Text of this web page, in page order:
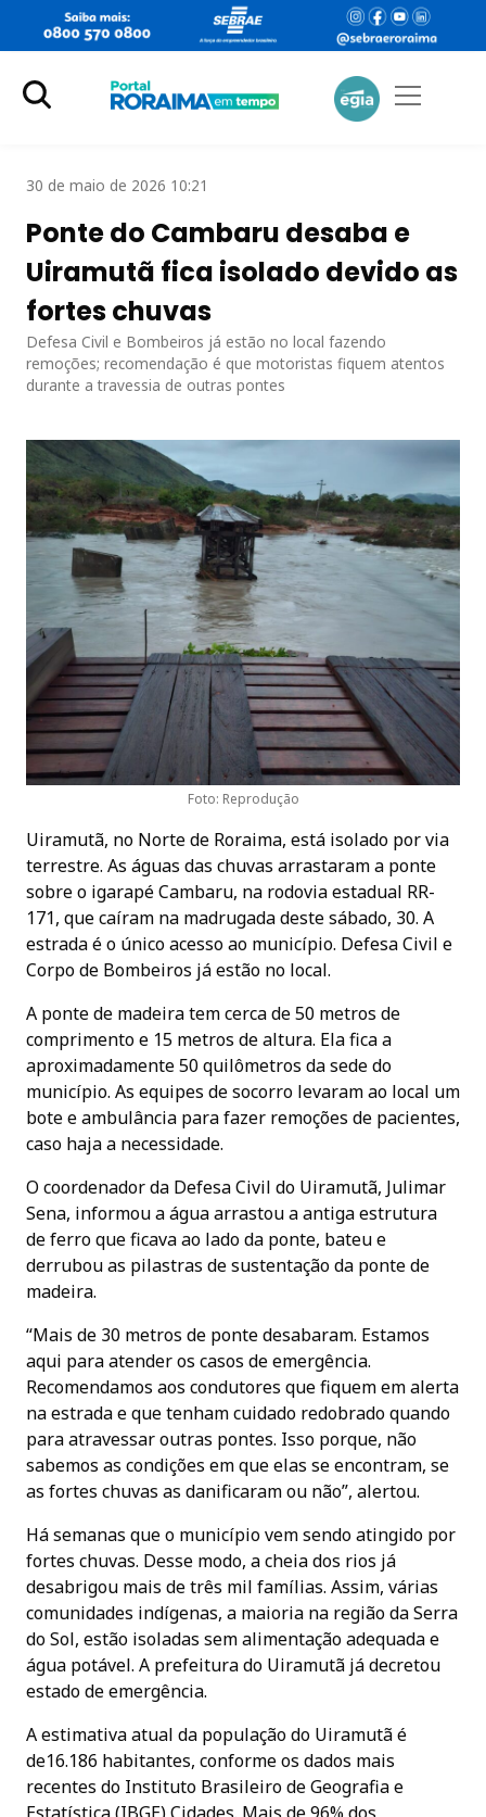
30 de maio de 2026 10:21
Ponte do Cambaru desaba e
Uiramutã fica isolado devido as
fortes chuvas
Defesa Civil e Bombeiros já estão no local fazendo
remoções; recomendação é que motoristas fiquem atentos
durante a travessia de outras pontes
Foto: Reprodução
Uiramutã, no Norte de Roraima, está isolado por via
terrestre. As águas das chuvas arrastaram a ponte
sobre o igarapé Cambaru, na rodovia estadual RR-
171, que caíram na madrugada deste sábado, 30. A
estrada é o único acesso ao município. Defesa Civil e
Corpo de Bombeiros já estão no local.
A ponte de madeira tem cerca de 50 metros de
comprimento e 15 metros de altura. Ela fica a
aproximadamente 50 quilômetros da sede do
município. As equipes de socorro levaram ao local um
bote e ambulância para fazer remoções de pacientes,
caso haja a necessidade.
O coordenador da Defesa Civil do Uiramutã, Julimar
Sena, informou a água arrastou a antiga estrutura
de ferro que ficava ao lado da ponte, bateu e
derrubou as pilastras de sustentação da ponte de
madeira.
“Mais de 30 metros de ponte desabaram. Estamos
aqui para atender os casos de emergência.
Recomendamos aos condutores que fiquem em alerta
na estrada e que tenham cuidado redobrado quando
para atravessar outras pontes. Isso porque, não
sabemos as condições em que elas se encontram, se
as fortes chuvas as danificaram ou não”, alertou.
Há semanas que o município vem sendo atingido por
fortes chuvas. Desse modo, a cheia dos rios já
desabrigou mais de três mil famílias. Assim, várias
comunidades indígenas, a maioria na região da Serra
do Sol, estão isoladas sem alimentação adequada e
água potável. A prefeitura do Uiramutã já decretou
estado de emergência.
A estimativa atual da população do Uiramutã é
de16.186 habitantes, conforme os dados mais
recentes do Instituto Brasileiro de Geografia e